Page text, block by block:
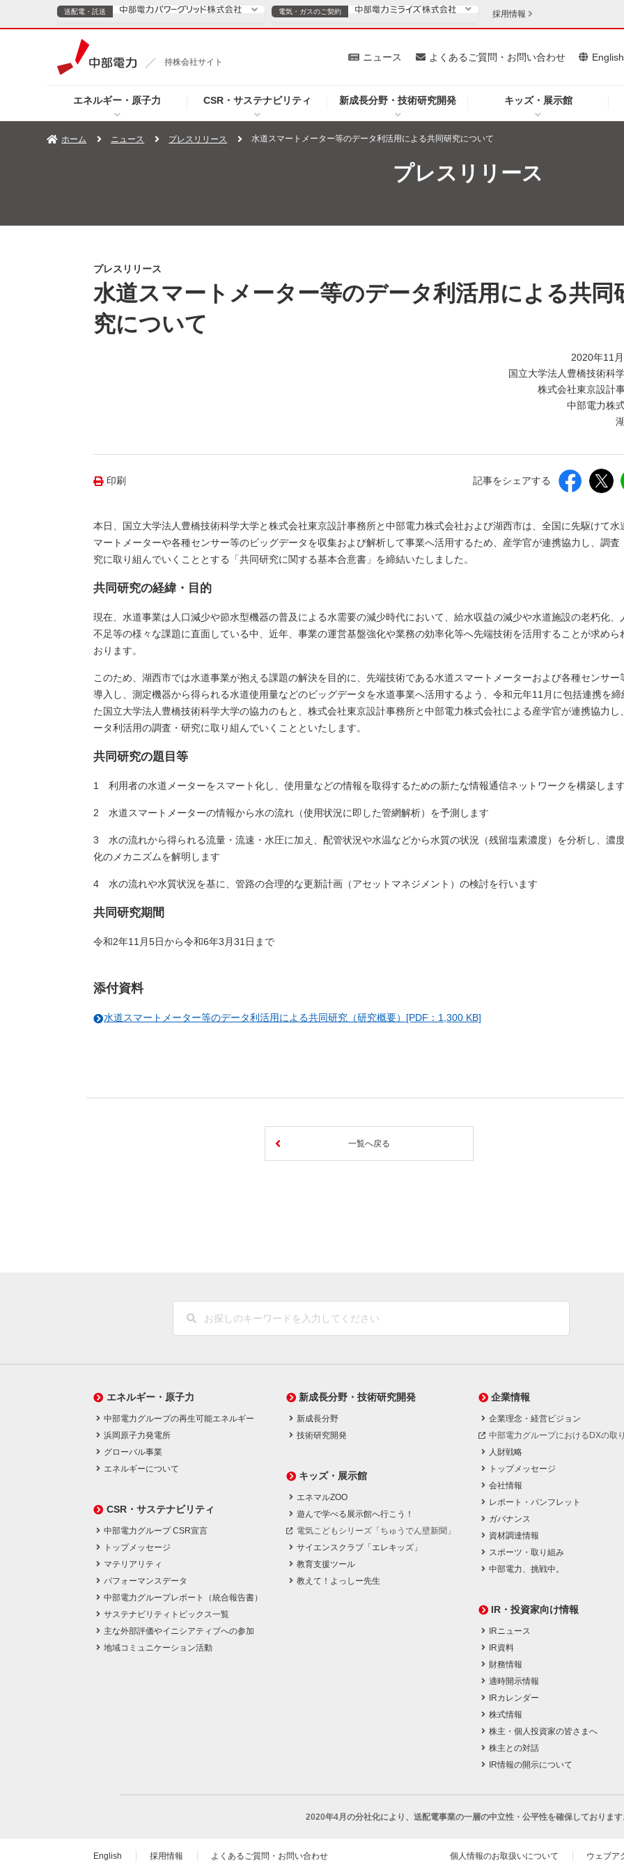
持株会社サイト
エネルギー・原子力 CSR・サステナビリティ 新成長分野・技術研究開発 キッズ・展示館
ニュース よくあるご質問・お問い合わせ English
送配電・託送
TOPページへ ご案内 安定供給
企業情報
ニュース（新しいウィンドウを開きます）
よくあるご質問・お問い合わせ
電気・ガスのご契約
電気・ガスのご契約
TOPページへ 個人のお客さま 法人のお客さま
採用情報
ホーム ニュース プレスリリース 水道スマートメーター等のデータ利活用による共同研究について
プレスリリース
プレスリリース
水道スマートメーター等のデータ利活用による共同
究について
2020年11
国立大学法人豊橋技術科
株式会社東京設計
中部電力株
印刷 記事をシェアする
本日、国立大学法人豊橋技術科学大学と株式会社東京設計事務所と中部電力株式会社および湖西市は、全国に先駆けて水
マートメーターや各種センサー等のビッグデータを収集および解析して事業へ活用するため、産学官が連携協力し、調査
究に取り組んでいくこととする「共同研究に関する基本合意書」を締結いたしました。
共同研究の経緯・目的
現在、水道事業は人口減少や節水型機器の普及による水需要の減少時代において、給水収益の減少や水道施設の老朽化、
不足等の様々な課題に直面している中、近年、事業の運営基盤強化や業務の効率化等へ先端技術を活用することが求めら
おります。
このため、湖西市では水道事業が抱える課題の解決を目的に、先端技術である水道スマートメーターおよび各種センサー
導入し、測定機器から得られる水道使用量などのビッグデータを水道事業へ活用するよう、令和元年11月に包括連携を締
た国立大学法人豊橋技術科学大学の協力のもと、株式会社東京設計事務所と中部電力株式会社による産学官が連携協力し
ータ利活用の調査・研究に取り組んでいくことといたします。
共同研究の題目等
1 利用者の水道メーターをスマート化し、使用量などの情報を取得するための新たな情報通信ネットワークを構築しま
2 水道スマートメーターの情報から水の流れ（使用状況に即した管網解析）を予測します
3 水の流れから得られる流量・流速・水圧に加え、配管状況や水温などから水質の状況（残留塩素濃度）を分析し、濃
化のメカニズムを解明します
4 水の流れや水質状況を基に、管路の合理的な更新計画（アセットマネジメント）の検討を行います
共同研究期間
令和2年11月5日から令和6年3月31日まで
添付資料
水道スマートメーター等のデータ利活用による共同研究（研究概要）[PDF：1,300 KB]
一覧へ戻る
エネルギー・原子力
中部電力グループの再生可能エネルギー
浜岡原子力発電所
グローバル事業
エネルギーについて
CSR・サステナビリティ
中部電力グループ CSR宣言
トップメッセージ
マテリアリティ
パフォーマンスデータ
中部電力グループレポート（統合報告書）
サステナビリティトピックス一覧
主な外部評価やイニシアティブへの参加
地域コミュニケーション活動
新成長分野・技術研究開発
新成長分野
技術研究開発
キッズ・展示館
エネマルZOO
遊んで学べる展示館へ行こう！
電気こどもシリーズ「ちゅうでん壁新聞」
サイエンスクラブ「エレキッズ」
教育支援ツール
教えて！よっしー先生
企業情報
企業理念・経営ビジョン
中部電力グループにおけるDXの取
人財戦略
トップメッセージ
会社情報
レポート・パンフレット
ガバナンス
資材調達情報
スポーツ・取り組み
中部電力、挑戦中。
IR・投資家向け情報
IRニュース
IR資料
財務情報
適時開示情報
IRカレンダー
株式情報
株主・個人投資家の皆さまへ
株主との対話
IR情報の開示について
2020年4月の分社化により、 送配電事業の一層の中立性・公平性を確保しております
English 採用情報 よくあるご質問・お問い合わせ 個人情報のお取扱いについて ウェブア